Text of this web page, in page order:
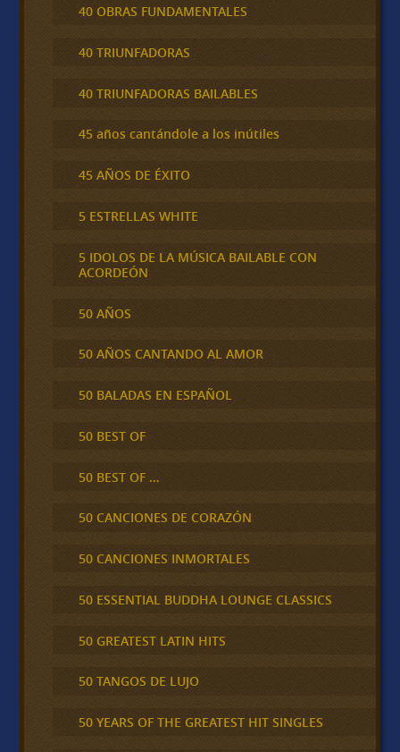
40 OBRAS FUNDAMENTALES
40 TRIUNFADORAS
40 TRIUNFADORAS BAILABLES
45 años cantándole a los inútiles
45 AÑOS DE ÉXITO
5 ESTRELLAS WHITE
5 IDOLOS DE LA MÚSICA BAILABLE CON
ACORDEÓN
50 AÑOS
50 AÑOS CANTANDO AL AMOR
50 BALADAS EN ESPAÑOL
50 BEST OF
50 BEST OF …
50 CANCIONES DE CORAZÓN
50 CANCIONES INMORTALES
50 ESSENTIAL BUDDHA LOUNGE CLASSICS
50 GREATEST LATIN HITS
50 TANGOS DE LUJO
50 YEARS OF THE GREATEST HIT SINGLES